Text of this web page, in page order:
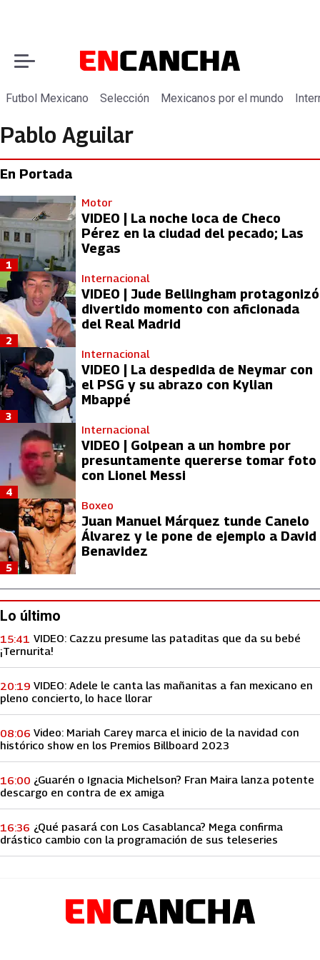
Futbol Mexicano Selección Mexicanos por el mundo
Pablo Aguilar
En Portada
Motor
VIDEO | La noche loca de Checo
Pérez en la ciudad del pecado; Las
Vegas
1
Internacional
VIDEO | Jude Bellingham protagonizó
divertido momento con aficionada
del Real Madrid
2
Internacional
VIDEO | La despedida de Neymar con
el PSG y su abrazo con Kylian
Mbappé
3
Internacional
VIDEO | Golpean a un hombre por
presuntamente quererse tomar foto
con Lionel Messi
4
Boxeo
Juan Manuel Márquez tunde Canelo
Álvarez y le pone de ejemplo a David
Benavidez
5
Lo último
VIDEO: Cazzu presume las pataditas que da su bebé
¡Ternurita!
15:41
VIDEO: Adele le canta las mañanitas a fan mexicano en
pleno concierto, lo hace llorar
20:19
Video: Mariah Carey marca el inicio de la navidad con
histórico show en los Premios Billboard 2023
08:06
¿Guarén o Ignacia Michelson? Fran Maira lanza potente
descargo en contra de ex amiga
16:00
¿Qué pasará con Los Casablanca? Mega confirma
drástico cambio con la programación de sus teleseries
16:36